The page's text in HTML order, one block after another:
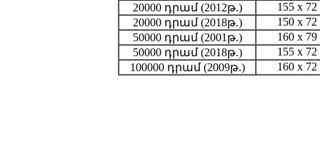
20000 դրամ (2012թ.)
155 x 72
20000 դրամ (2018թ.)
150 x 72
50000 դրամ (2001թ.)
160 x 79
50000 դրամ (2018թ.)
155 x 72
100000 դրամ (2009թ.)
160 x 72